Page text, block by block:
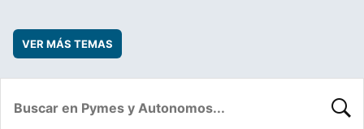
VER MÁS TEMAS